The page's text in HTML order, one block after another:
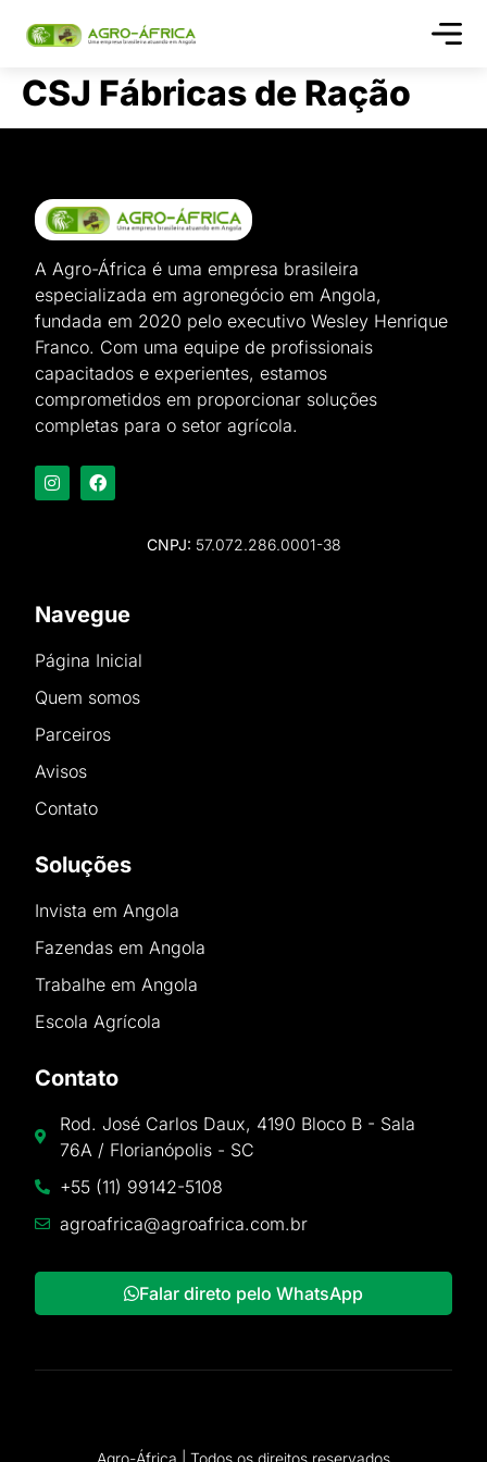
CSJ Fábricas de Ração
A Agro-África é uma empresa brasileira
especializada em agronegócio em Angola,
fundada em 2020 pelo executivo Wesley Henrique
Franco. Com uma equipe de profissionais
capacitados e experientes, estamos
comprometidos em proporcionar soluções
completas para o setor agrícola.
CNPJ: 57.072.286.0001-38
Navegue
Página Inicial
Quem somos
Parceiros
Avisos
Contato
Soluções
Invista em Angola
Fazendas em Angola
Trabalhe em Angola
Escola Agrícola
Contato
Rod. José Carlos Daux, 4190 Bloco B - Sala
76A / Florianópolis - SC
+55 (11) 99142-5108
agroafrica@agroafrica.com.br
Falar direto pelo WhatsApp